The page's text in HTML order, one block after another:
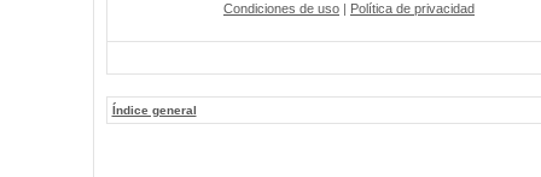
Condiciones de uso | Política de privacidad
Índice general